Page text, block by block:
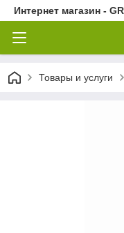
Интернет магазин -
Товары и услуги